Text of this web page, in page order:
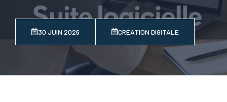
30 JUIN 2026 CRÉATION DIGITALE